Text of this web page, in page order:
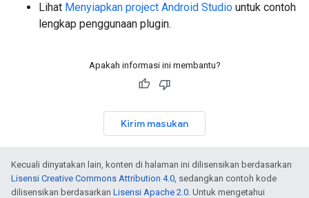
Lihat Menyiapkan project Android Studio untuk contoh
lengkap penggunaan plugin.
Apakah informasi ini membantu?
Kirim masukan
Kecuali dinyatakan lain, konten di halaman ini dilisensikan berdasarkan
Lisensi Creative Commons Attribution 4.0, sedangkan contoh kode
dilisensikan berdasarkan Lisensi Apache 2.0. Untuk mengetahui